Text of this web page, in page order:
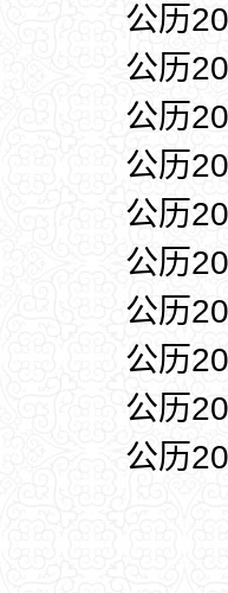
公历
公历
公历
公历
公历
公历
公历
公历
公历
公历